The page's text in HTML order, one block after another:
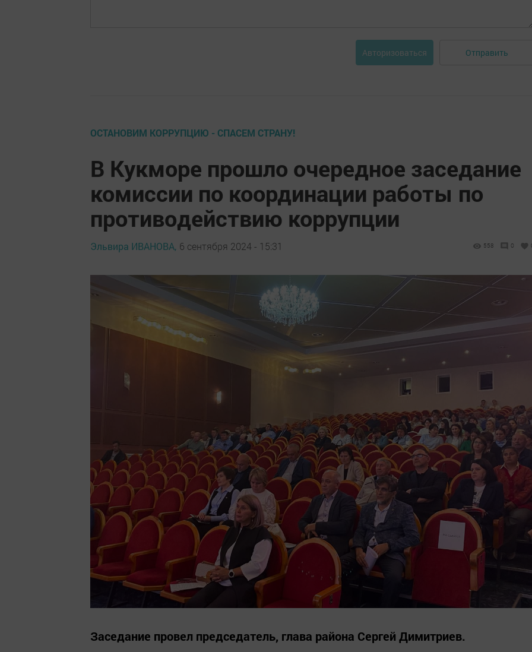
Авторизоваться Отправить
ОСТАНОВИМ КОРРУПЦИЮ - СПАСЕМ СТРАНУ!
В Кукморе прошло очередное заседание
комиссии по координации работы по
противодействию коррупции
Эльвира ИВАНОВА, 6 сентября 2024 - 15:31 558 0
Заседание провел председатель, глава района Сергей Димитриев.